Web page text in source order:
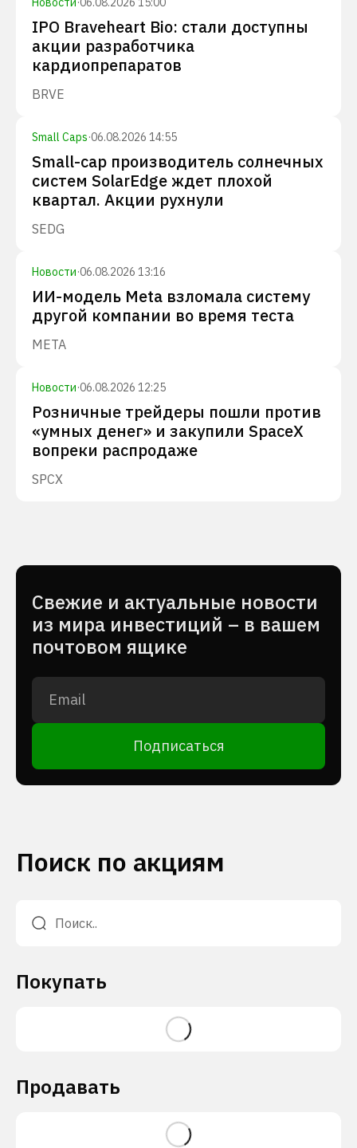
IPO Braveheart Bio: стали доступны
акции разработчика
кардиопрепаратов
BRVE
Small Caps·06.08.2026 14:55
Small-cap производитель солнечных
систем SolarEdge ждет плохой
квартал. Акции рухнули
SEDG
Новости·06.08.2026 13:16
ИИ-модель Meta взломала систему
другой компании во время теста
META
Новости·06.08.2026 12:25
Розничные трейдеры пошли против
«умных денег» и закупили SpaceX
вопреки распродаже
SPCX
Cвежие и актуальные новости
из мира инвестиций – в вашем
почтовом ящике
Подписаться
Поиск по акциям
Покупать
Продавать